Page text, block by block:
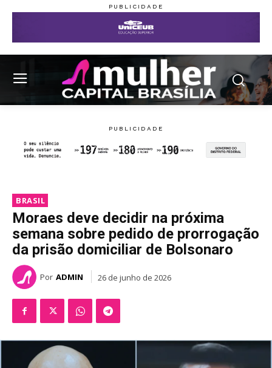
BRASIL
Moraes deve decidir na próxima
semana sobre pedido de prorrogação
da prisão domiciliar de Bolsonaro
Por ADMIN 26 de junho de 2026